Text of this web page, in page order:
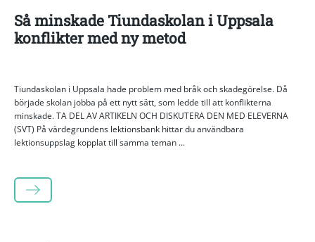
Så minskade Tiundaskolan i Uppsala
konflikter med ny metod
Tiundaskolan i Uppsala hade problem med bråk och skadegörelse. Då
började skolan jobba på ett nytt sätt, som ledde till att konflikterna
minskade. TA DEL AV ARTIKELN OCH DISKUTERA DEN MED ELEVERNA
(SVT) På värdegrundens lektionsbank hittar du användbara
lektionsuppslag kopplat till samma teman ...
LÄS MER